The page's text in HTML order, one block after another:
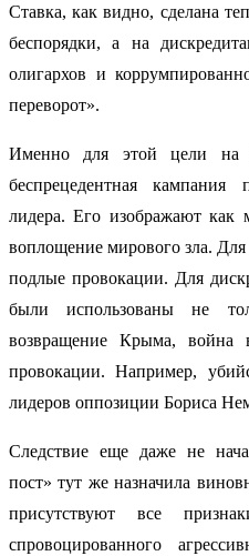
Ставка, как видно, сделана
беспорядки, а на
олигархов и
переворот».
Именно для этой цели на
беспрецедентная кампания
лидера. Его изображают как
воплощение мирового зла.
подлые провокации. Для
были использованы не
возвращение Крыма,
провокации. Например,
лидеров оппозиции Бориса
Следствие еще даже не
пост» тут же назначила
присутствуют все
спровоцированного